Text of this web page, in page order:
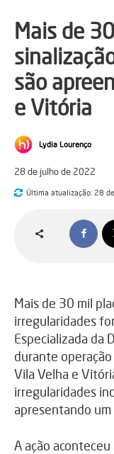
Mais de
são
e Vitória
Lydia Lourenço
28 de julho de 2022
Última atualização: 28
Mais de 30 mil
irregularidades
Especializada da
durante
Vila Velha e
irregularidades
apresentando um
A ação